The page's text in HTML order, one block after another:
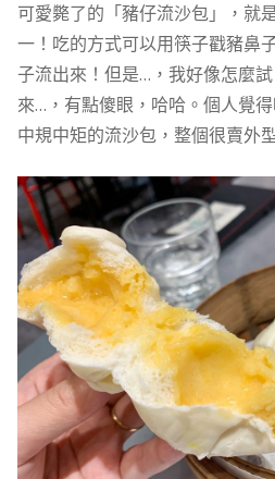
可愛斃了的「豬仔流沙包」，就
一！吃的方式可以用筷子戳豬鼻
子流出來！但是…，我好像怎麼
來…，有點傻眼，哈哈。個人覺
中規中矩的流沙包，整個很賣外